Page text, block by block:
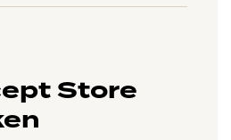
Store